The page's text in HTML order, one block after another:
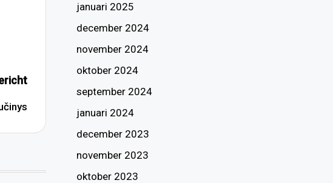
januari 2025
december 2024
november 2024
oktober 2024
september 2024
januari 2024
december 2023
november 2023
oktober 2023